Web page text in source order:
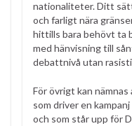
nationaliteter. Ditt
och farligt nära
hittills bara behövt ta
med hänvisning till
debattnivå utan
För övrigt kan
som driver en
och som står upp för